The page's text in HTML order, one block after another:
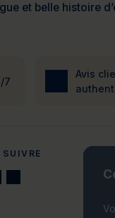
et belle histoire
7
Avis